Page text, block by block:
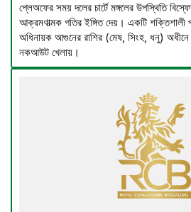
প্লেঅফের সময় দলের চার্টে মঙ্গলের উপস্থিতি
আক্রমণাত্মক গতির ইঙ্গিত দেয়। একটি শক্তিশালী
অধিনায়ক আগুনের রাশির (মেষ, সিংহ, ধনু) অধীনে
নকআউট খেলায়।